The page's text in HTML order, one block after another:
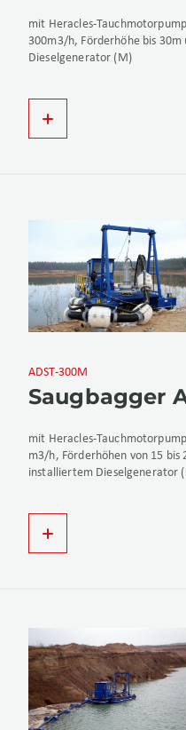
mit Heracles-
300m3/h, Förderhöhe bis
Dieselgenerator (M)
ADST-300M
Saugbagger
mit Heracles-
m3/h, Förderhöhen von 15
installiertem Dieselgenerator